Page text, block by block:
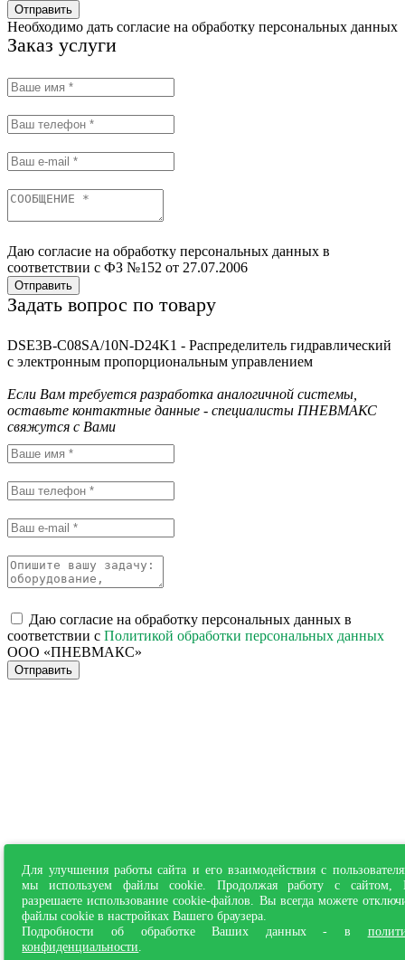
Для улучшения работы сайта и его взаимодействия с
мы используем файлы cookie. Продолжая работу с сайтом,
разрешаете использование cookie-файлов. Вы всегда можете
файлы cookie в настройках Вашего браузера.
Подробности об обработке Ваших данных - в
конфиденциальности
Отправить
Необходимо дать согласие на обработку персональных данных
Заказ услуги
Даю согласие на обработку персональных данных в
соответствии с ФЗ №152 от 27.07.2006
Отправить
Задать вопрос по товару
DSE3B-C08SA/10N-D24K1 - Распределитель гидравлический
с электронным пропорциональным управлением
Если Вам требуется разработка аналогичной системы,
оставьте контактные данные - специалисты ПНЕВМАКС
свяжутся с Вами
Даю согласие на обработку персональных данных в
соответствии с Политикой обработки персональных данных
ООО «ПНЕВМАКС»
Отправить